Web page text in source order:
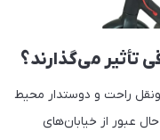
تأثیر می‌گذارند؟
راحت و دوستدار محیط
عبور از خیابان‌های